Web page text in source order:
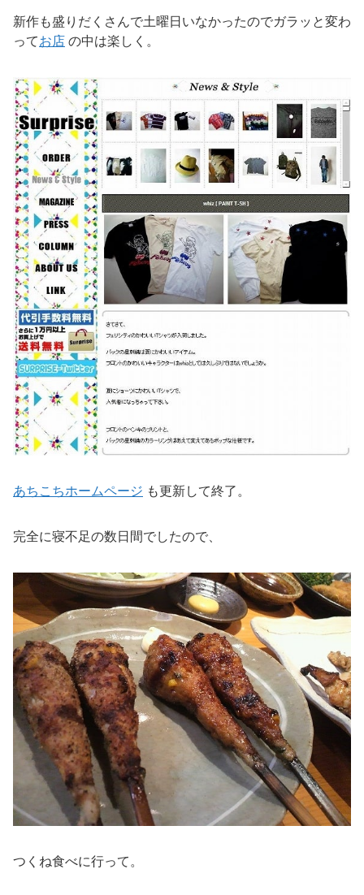
新作も盛りだくさんで土曜日いなかったのでガラッと変わ
ってお店 の中は楽しく。
あちこちホームページ も更新して終了。
完全に寝不足の数日間でしたので、
つくね食べに行って。